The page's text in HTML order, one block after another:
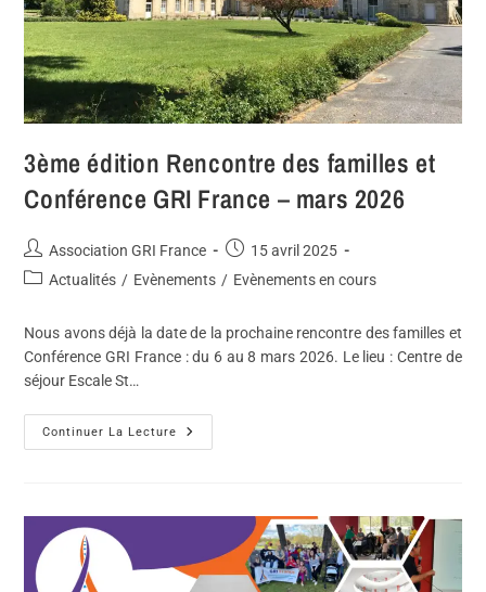
3ème édition Rencontre des familles et
Conférence GRI France – mars 2026
Association GRI France
15 avril 2025
Actualités / Evènements / Evènements en cours
Nous avons déjà la date de la prochaine rencontre des familles et
Conférence GRI France : du 6 au 8 mars 2026. Le lieu : Centre de
séjour Escale St…
Continuer La Lecture